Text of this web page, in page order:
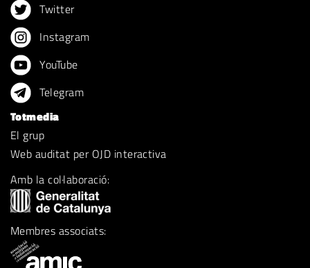
Twitter
Instagram
YouTube
Telegram
Totmedia
El grup
Web auditat per OJD interactiva
Amb la col·laboració:
Membres associats: